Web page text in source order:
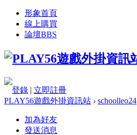
形象首頁
線上購買
論壇BBS
登錄 | 立即註冊
PLAY56遊戲外掛資訊站 › schoolleo24
加為好友
發送消息